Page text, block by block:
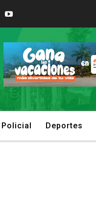
Policial Deportes